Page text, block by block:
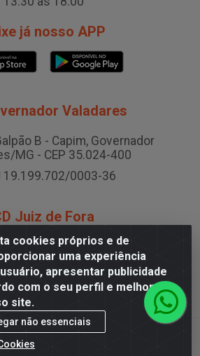
cookies próprios e de
uma experiência
apresentar publicidade
com o seu perfil e melhorar a
site.
não essenciais
já nosso APP
Valadares
B - Capim, Governador
MG - CEP 35.024-400
19.199.702/0003-36
Juiz de Fora
0, Área B2 Condominio Brasil
Pedro, Juiz de Fora/MG
19.199.702/0005-06